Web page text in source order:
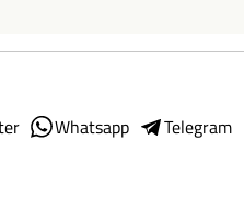
Whatsapp Telegram